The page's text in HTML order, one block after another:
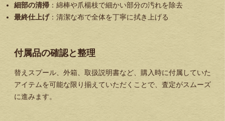
細部の清掃 ：綿棒や爪楊枝で細かい部分の汚れを除去
最終仕上げ：清潔な布で全体を丁寧に拭き上げる
付属品の確認と整理
替えスプール、外箱、取扱説明書など、購入時に付属していた
アイテムを可能な限り揃えていただくことで、査定がスムーズ
に進みます。